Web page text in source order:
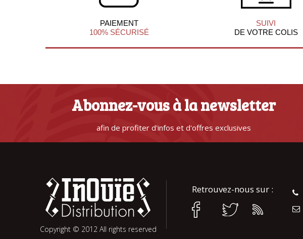
PAIEMENT
100% SÉCURISÉ
SUIVI
DE VOTRE COLIS
Abonnez-vous à la newsletter
afin de profiter d'infos et d'offres exclusives
Copyright © 2012 All rights reserved
Retrouvez-nous sur :